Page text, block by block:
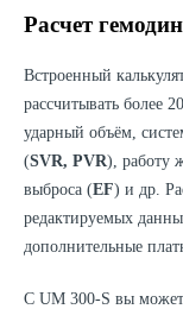
Расчет
Встроенный
рассчитывать более
ударный объём,
(SVR, PVR), работу
выброса (EF) и др.
редактируемых
дополнительные
С UM 300-S вы